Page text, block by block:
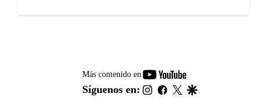
Más contenido en
youtube-
footer
Síguenos en: instagram
facebook
twitter